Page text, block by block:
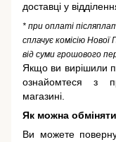
доставці у
* при оплаті
сплачує комісію
від суми грошового
Якщо ви вирішили
ознайомтеся з
магазині.
Як можна
Ви можете